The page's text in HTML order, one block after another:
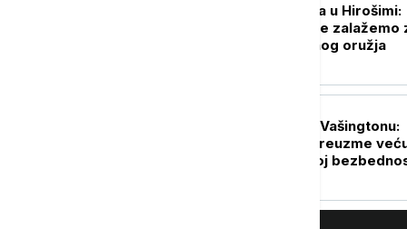
Premijerka Japana u Hirošimi:
Nastavićemo da se zalažemo
svet bez nuklearnog oružja
Rubio i Miliband u Vašingtonu:
Evropa mora da preuzme
ulogu u sopstvenoj